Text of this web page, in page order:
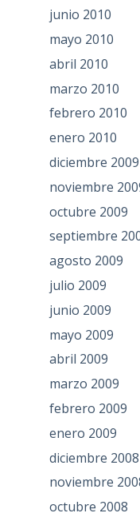
junio 2010
mayo 2010
abril 2010
marzo 2010
febrero 2010
enero 2010
diciembre 2009
noviembre
octubre 2009
septiembre
agosto 2009
julio 2009
junio 2009
mayo 2009
abril 2009
marzo 2009
febrero 2009
enero 2009
diciembre 2008
noviembre
octubre 2008